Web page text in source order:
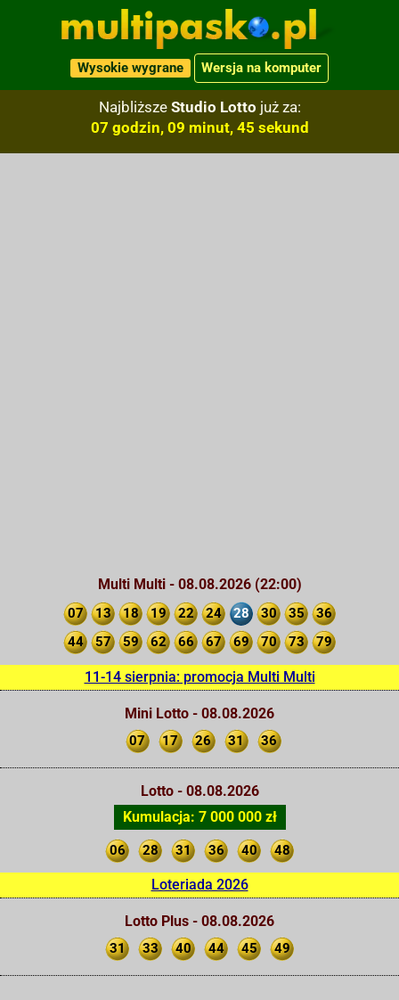
Wysokie wygrane Wersja na komputer
Najbliższe Studio Lotto już za:
07 godzin, 09 minut, 44 sekund
Multi Multi - 08.08.2026 (22:00)
07 13 18 19 22 24 28 30 35
36
44
57 59 62 66 67 69 70 73 79
11-14 sierpnia: promocja Multi Multi
Mini Lotto - 08.08.2026
07 17 26 31 36
Lotto - 08.08.2026
Kumulacja: 7 000 000 zł
06 28 31 36 40 48
Loteriada 2026
Lotto Plus - 08.08.2026
31 33 40 44 45 49